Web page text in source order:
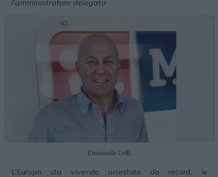
l’amministratore delegato
Emanuele Colli
L’Europa sta vivendo un’estate da record, le